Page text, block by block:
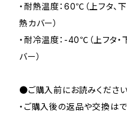
・耐熱温度：60℃（上フタ、
熱カバー）
・耐冷温度：-40℃（上フタ
バー）
●ご購入前にお読みください
・ご購入後の返品や交換はで